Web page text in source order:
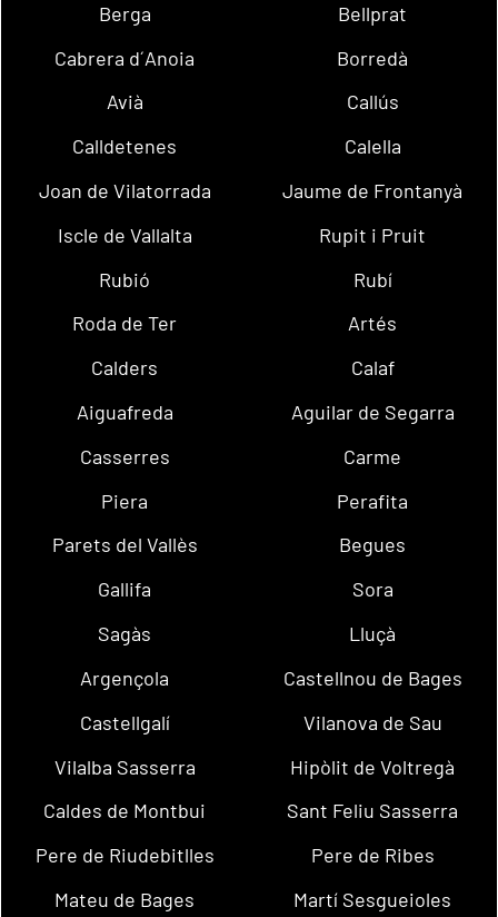
Berga
Bellprat
Cabrera d´Anoia
Borredà
Avià
Callús
Calldetenes
Calella
Joan de Vilatorrada
Jaume de Frontanyà
Iscle de Vallalta
Rupit i Pruit
Rubió
Rubí
Roda de Ter
Artés
Calders
Calaf
Aiguafreda
Aguilar de Segarra
Casserres
Carme
Piera
Perafita
Parets del Vallès
Begues
Gallifa
Sora
Sagàs
Lluçà
Argençola
Castellnou de Bages
Castellgalí
Vilanova de Sau
Vilalba Sasserra
Hipòlit de Voltregà
Caldes de Montbui
Sant Feliu Sasserra
Pere de Riudebitlles
Pere de Ribes
Mateu de Bages
Martí Sesgueioles